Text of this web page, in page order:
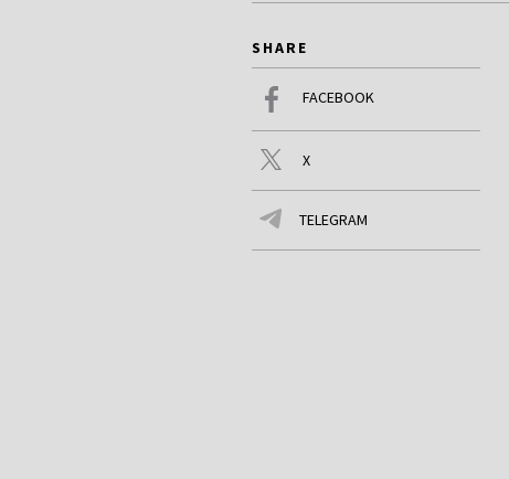
SHARE
FACEBOOK
X
TELEGRAM